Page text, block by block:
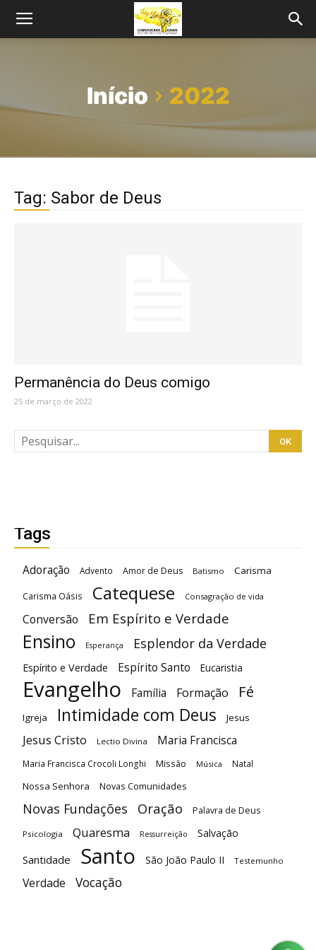
Início 2022
Tag: Sabor de Deus
Permanência do Deus comigo
25 de março de 2022
Tags
Adoração Advento Amor de Deus Batismo Carisma
Carisma Oásis Catequese Consagração de vida
Conversão Em Espírito e Verdade
Ensino Esperança Esplendor da Verdade
Espírito e Verdade Espírito Santo Eucaristia
Evangelho Família Formação Fé
Igreja Intimidade com Deus Jesus
Jesus Cristo Lectio Divina Maria Francisca
Maria Francisca Crocoli Longhi Missão Música Natal
Nossa Senhora Novas Comunidades
Novas Fundações Oração Palavra de Deus
Psicologia Quaresma Ressurreição Salvação
Santidade Santo São João Paulo II Testemunho
Verdade Vocação